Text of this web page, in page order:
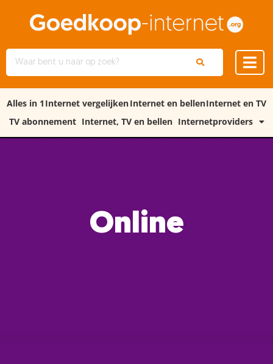
Alles in 1 Internet vergelijkenInternet en bellenInternet en TV
TV abonnement Internet, TV en bellen Internetproviders
Online